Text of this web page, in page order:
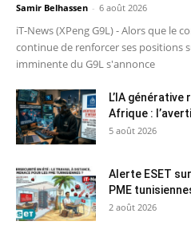
Samir Belhassen - 6 août 2026
iT-News (XPeng G9L) - Alors que le
continue de renforcer ses positions
imminente du G9L s'annonce
L’IA
Afrique :
5 août 2026
Alerte ESET
PME
2 août 2026